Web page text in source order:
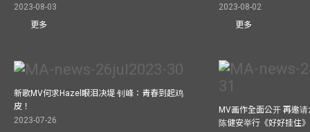
2023-08-03
更多
2023-08-02
更多
新歌MV何求Hazel眼泪决堤 钊峰：青春到起鸡
皮！
2023-07-26
MV画作全面公开 再邀
陈健安举行《好好挂住